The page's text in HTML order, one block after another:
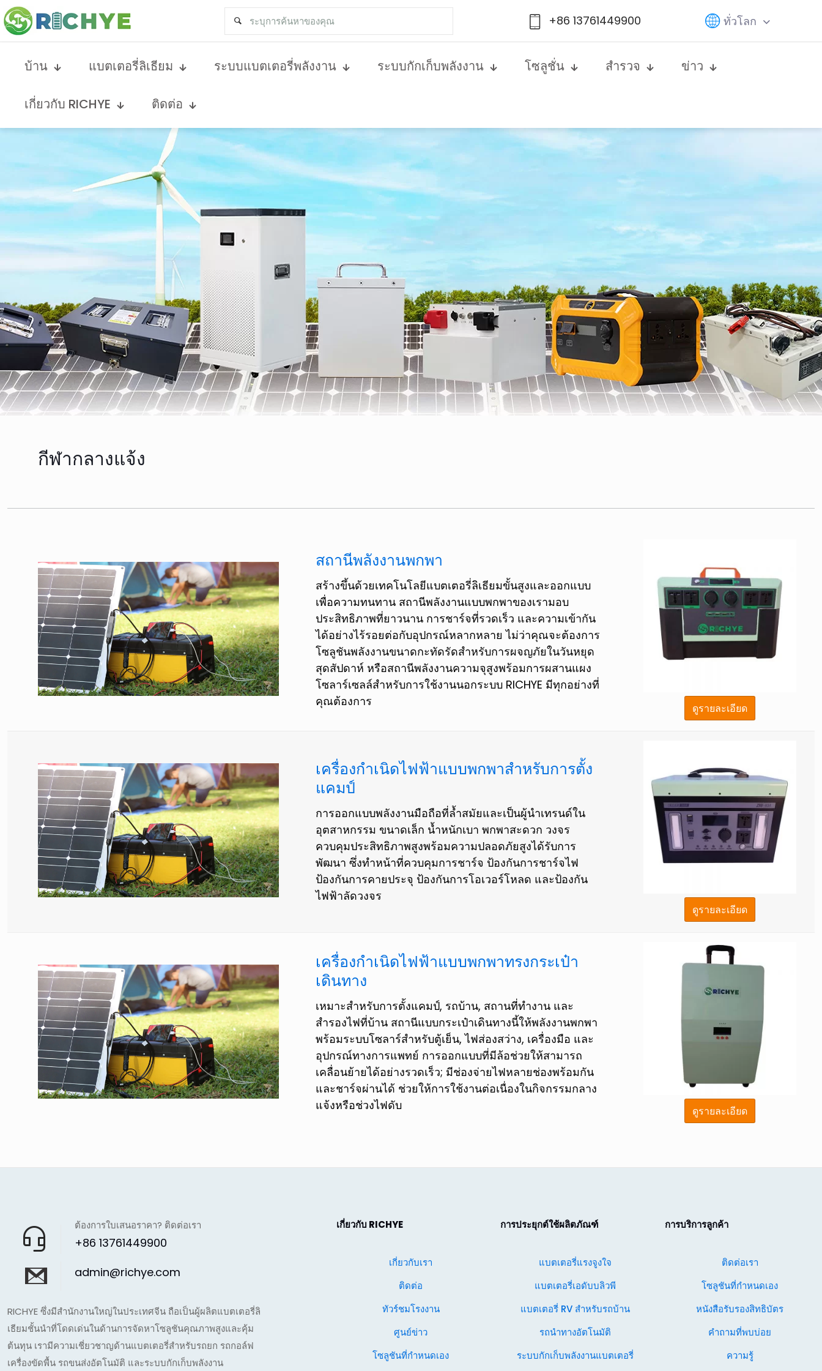
+86 13761449900 ทั่วโลก
บ้าน แบตเตอรี่ลิเธียม ระบบแบตเตอรี่พลังงาน ระบบกักเก็บพลังงาน โซลูชั่น สำรวจ ข่าว
เกี่ยวกับ RICHYE ติดต่อ
กีฬากลางแจ้ง
สถานีพลังงานพกพา
สร้างขึ้นด้วยเทคโนโลยีแบตเตอรี่ลิเธียมขั้นสูงและออกแบบ
เพื่อความทนทาน สถานีพลังงานแบบพกพาของเรามอบ
ประสิทธิภาพที่ยาวนาน การชาร์จที่รวดเร็ว และความเข้ากัน
ได้อย่างไร้รอยต่อกับอุปกรณ์หลากหลาย ไม่ว่าคุณจะต้องการ
โซลูชันพลังงานขนาดกะทัดรัดสำหรับการผจญภัยในวันหยุด
สุดสัปดาห์ หรือสถานีพลังงานความจุสูงพร้อมการผสานแผง
โซลาร์เซลล์สำหรับการใช้งานนอกระบบ RICHYE มีทุกอย่างที่
คุณต้องการ
ดูรายละเอียด
เครื่องกำเนิดไฟฟ้าแบบพกพาสำหรับการตั้ง
แคมป์
การออกแบบพลังงานมือถือที่ล้ำสมัยและเป็นผู้นำเทรนด์ใน
อุตสาหกรรม ขนาดเล็ก น้ำหนักเบา พกพาสะดวก วงจร
ควบคุมประสิทธิภาพสูงพร้อมความปลอดภัยสูงได้รับการ
พัฒนา ซึ่งทำหน้าที่ควบคุมการชาร์จ ป้องกันการชาร์จไฟ
ป้องกันการคายประจุ ป้องกันการโอเวอร์โหลด และป้องกัน
ไฟฟ้าลัดวงจร
ดูรายละเอียด
เครื่องกำเนิดไฟฟ้าแบบพกพาทรงกระเป๋า
เดินทาง
เหมาะสำหรับการตั้งแคมป์, รถบ้าน, สถานที่ทำงาน และ
สำรองไฟที่บ้าน สถานีแบบกระเป๋าเดินทางนี้ให้พลังงานพกพา
พร้อมระบบโซลาร์สำหรับตู้เย็น, ไฟส่องสว่าง, เครื่องมือ และ
อุปกรณ์ทางการแพทย์ การออกแบบที่มีล้อช่วยให้สามารถ
เคลื่อนย้ายได้อย่างรวดเร็ว; มีช่องจ่ายไฟหลายช่องพร้อมกัน
และชาร์จผ่านได้ ช่วยให้การใช้งานต่อเนื่องในกิจกรรมกลาง
แจ้งหรือช่วงไฟดับ
ดูรายละเอียด
+86 13761449900
ต้องการใบเสนอราคา? ติดต่อเรา
admin@richye.com
RICHYE ซึ่งมีสำนักงานใหญ่ในประเทศจีน ถือเป็นผู้ผลิตแบตเตอรี่ลิ
เธียมชั้นนำที่โดดเด่นในด้านการจัดหาโซลูชันคุณภาพสูงและคุ้ม
ต้นทุน เรามีความเชี่ยวชาญด้านแบตเตอรี่สำหรับรถยก รถกอล์ฟ
เครื่องขัดพื้น รถขนส่งอัตโนมัติ และระบบกักเก็บพลังงาน
เกี่ยวกับ RICHYE
เกี่ยวกับเรา
ติดต่อ
ทัวร์ชมโรงงาน
ศูนย์ข่าว
โซลูชันที่กำหนดเอง
การประยุกต์ใช้ผลิตภัณฑ์
แบตเตอรี่แรงจูงใจ
แบตเตอรี่เอดับบลิวพี
แบตเตอรี่ RV สำหรับรถบ้าน
รถนำทางอัตโนมัติ
ระบบกักเก็บพลังงานแบตเตอรี่
การบริการลูกค้า
ติดต่อเรา
โซลูชันที่กำหนดเอง
หนังสือรับรองสิทธิบัตร
คำถามที่พบบ่อย
ความรู้